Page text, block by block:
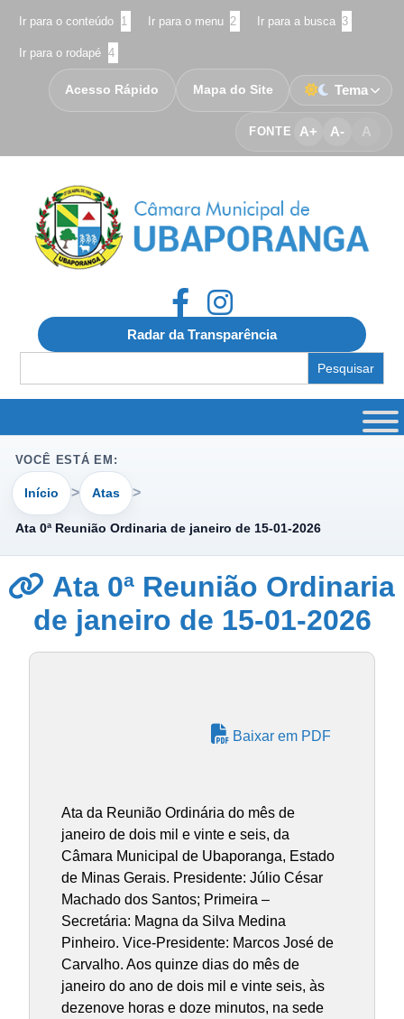
Ir para o conteúdo 1 Ir para o menu 2 Ir para a busca 3
Ir para o rodapé 4
FONTE A+ A- A
Acesso Rápido Mapa do Site Tema
Radar da Transparência
for:
VOCÊ ESTÁ EM:
Início Atas
Ata 0ª Reunião Ordinaria de janeiro de 15-01-2026
Ata 0ª Reunião Ordinaria
de janeiro de 15-01-2026
Baixar em PDF
Ata da Reunião Ordinária do mês de
janeiro de dois mil e vinte e seis, da
Câmara Municipal de Ubaporanga, Estado
de Minas Gerais. Presidente: Júlio César
Machado dos Santos; Primeira –
Secretária: Magna da Silva Medina
Pinheiro. Vice-Presidente: Marcos José de
Carvalho. Aos quinze dias do mês de
janeiro do ano de dois mil e vinte seis, às
dezenove horas e doze minutos, na sede